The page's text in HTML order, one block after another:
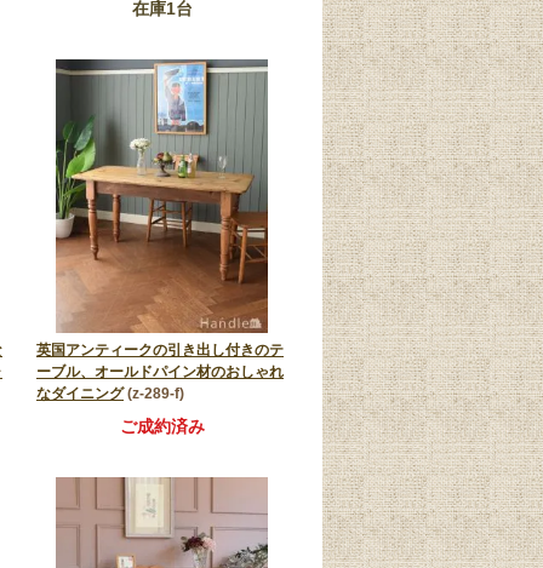
在庫1台
英国アンティークの引き出し付きのテ
ーブル、オールドパイン材のおしゃれ
なダイニング (z-289-f)
ご成約済み